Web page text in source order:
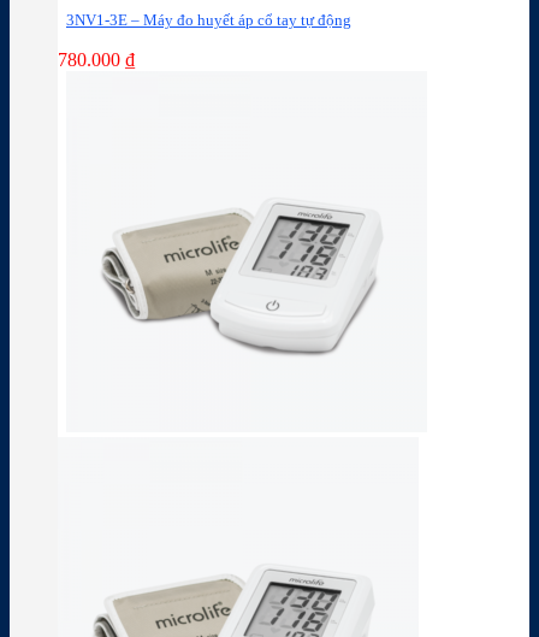
3NV1-3E – Máy đo huyết áp cổ tay tự động
780.000 ₫